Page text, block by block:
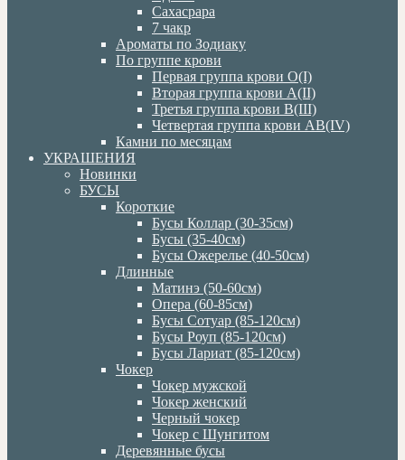
Сахасрара
7 чакр
Ароматы по Зодиаку
По группе крови
Первая группа крови О(I)
Вторая группа крови А(II)
Третья группа крови В(III)
Четвертая группа крови АВ(IV)
Камни по месяцам
УКРАШЕНИЯ
Новинки
БУСЫ
Короткие
Бусы Коллар (30-35см)
Бусы (35-40см)
Бусы Ожерелье (40-50см)
Длинные
Матинэ (50-60см)
Опера (60-85см)
Бусы Сотуар (85-120см)
Бусы Роуп (85-120см)
Бусы Лариат (85-120см)
Чокер
Чокер мужской
Чокер женский
Черный чокер
Чокер с Шунгитом
Деревянные бусы